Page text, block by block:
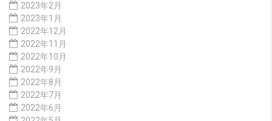
2023年2月
2023年1月
2022年12月
2022年11月
2022年10月
2022年9月
2022年8月
2022年7月
2022年6月